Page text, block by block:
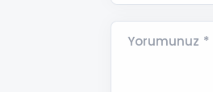
Yorumunuz *